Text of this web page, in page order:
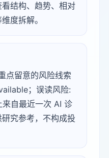
结构、趋势、相对
度拆解。
点留意的风险线索
；误读风险:
来自最近一次 AI 诊
究参考，不构成投